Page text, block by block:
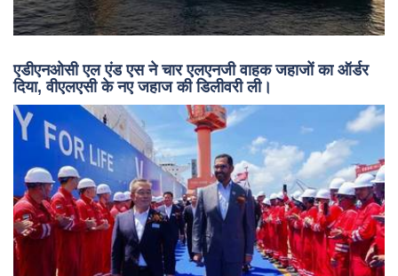
एडीएनओसी एल एंड एस ने चार एलएनजी वाहक जहाजों का ऑर्डर
दिया, वीएलएसी के नए जहाज की डिलीवरी ली।